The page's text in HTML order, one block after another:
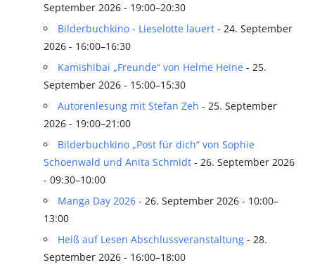
September 2026 - 19:00–20:30
Bilderbuchkino - Lieselotte lauert- 24. September
2026 - 16:00–16:30
Kamishibai „Freunde“ von Helme Heine- 25.
September 2026 - 15:00–15:30
Autorenlesung mit Stefan Zeh - 25. September
2026 - 19:00–21:00
Bilderbuchkino „Post für dich“ von Sophie
Schoenwald und Anita Schmidt - 26. September 2026
- 09:30–10:00
Manga Day 2026- 26. September 2026 - 10:00–
13:00
Heiß auf Lesen Abschlussveranstaltung- 28.
September 2026 - 16:00–18:00